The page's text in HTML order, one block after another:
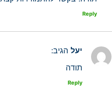
Reply
יעל הגיב:
תודה
Reply